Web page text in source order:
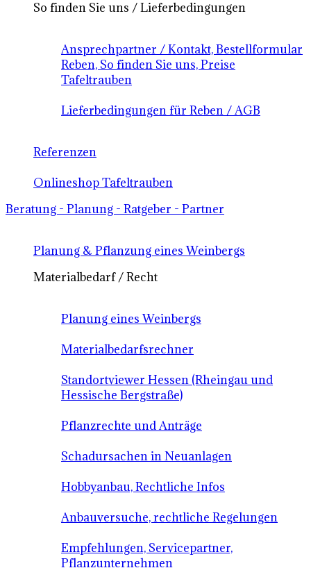
So finden Sie uns / Lieferbedingungen
Ansprechpartner / Kontakt, Bestellformular
Reben, So finden Sie uns, Preise
Tafeltrauben
Lieferbedingungen für Reben / AGB
Referenzen
Onlineshop Tafeltrauben
Beratung - Planung - Ratgeber - Partner
Planung & Pflanzung eines Weinbergs
Materialbedarf / Recht
Planung eines Weinbergs
Materialbedarfsrechner
Standortviewer Hessen (Rheingau und
Hessische Bergstraße)
Pflanzrechte und Anträge
Schadursachen in Neuanlagen
Hobbyanbau, Rechtliche Infos
Anbauversuche, rechtliche Regelungen
Empfehlungen, Servicepartner,
Pflanzunternehmen